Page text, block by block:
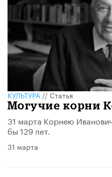
КУЛЬТУРА//Статья
Могучие корни
31 марта Корнею
бы 129 лет.
31 марта